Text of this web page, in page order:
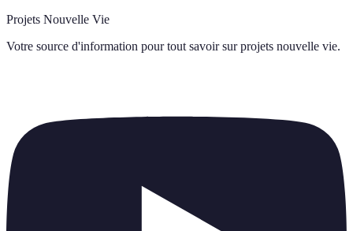
Projets Nouvelle Vie
Votre source d'information pour tout savoir sur projets nouvelle vie.